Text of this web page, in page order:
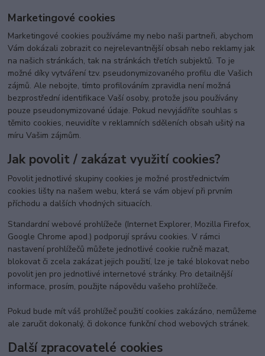
Marketingové cookies
Marketingové cookies používáme my nebo naši partneři, abychom
Vám dokázali zobrazit co nejrelevantnější obsah nebo reklamy jak
na našich stránkách, tak na stránkách třetích subjektů. To je
možné díky vytváření tzv. pseudonymizovaného profilu dle Vašich
zájmů. Ale nebojte, tímto profilováním zpravidla není možná
bezprostřední identifikace Vaší osoby, protože jsou používány
pouze pseudonymizované údaje. Pokud nevyjádříte souhlas s
těmito cookies, neuvidíte v reklamních sděleních obsah ušitý na
míru Vašim zájmům.
Jak povolit / zakázat využití cookies?
Povolit jednotlivé skupiny cookies je možné prostřednictvím
cookies lišty na našem webu, která se vám objeví při prvním
příchodu a dalších vhodných situacích.
Standardní webové prohlížeče (Internet Explorer, Mozilla Firefox,
Google Chrome apod.) podporují správu cookies. V rámci
nastavení prohlížečů můžete jednotlivé cookie ručně mazat,
blokovat či zcela zakázat jejich použití, lze je také blokovat nebo
povolit jen pro jednotlivé internetové stránky. Pro detailnější
informace, prosím, použijte nápovědu vašeho prohlížeče.
Pokud bude mít váš prohlížeč použití cookies zakázáno, nemůžeme
ale zaručit dokonalý, či dokonce funkční chod webových stránek.
Další zpracovatelé cookies